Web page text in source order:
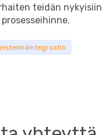
teidän nykyisiin